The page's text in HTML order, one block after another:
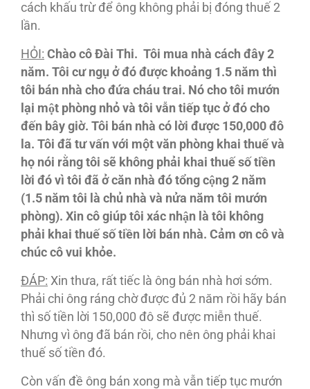
cách khấu trừ để ông không phải bị đóng thuế 2
lần.
HỎI: Chào cô Đài Thi. Tôi mua nhà cách đây 2
năm. Tôi cư ngụ ở đó được khoảng 1.5 năm thì
tôi bán nhà cho đứa cháu trai. Nó cho tôi mướn
lại một phòng nhỏ và tôi vẫn tiếp tục ở đó cho
đến bây giờ. Tôi bán nhà có lời được 150,000 đô
la. Tôi đã tư vấn với một văn phòng khai thuế và
họ nói rằng tôi sẽ không phải khai thuế số tiền
lời đó vì tôi đã ở căn nhà đó tổng cộng 2 năm
(1.5 năm tôi là chủ nhà và nửa năm tôi mướn
phòng). Xin cô giúp tôi xác nhận là tôi không
phải khai thuế số tiền lời bán nhà. Cảm ơn cô và
chúc cô vui khỏe.
ĐÁP: Xin thưa, rất tiếc là ông bán nhà hơi sớm.
Phải chi ông ráng chờ được đủ 2 năm rồi hãy bán
thì số tiền lời 150,000 đô sẽ được miễn thuế.
Nhưng vì ông đã bán rồi, cho nên ông phải khai
thuế số tiền đó.
Còn vấn đề ông bán xong mà vẫn tiếp tục mướn